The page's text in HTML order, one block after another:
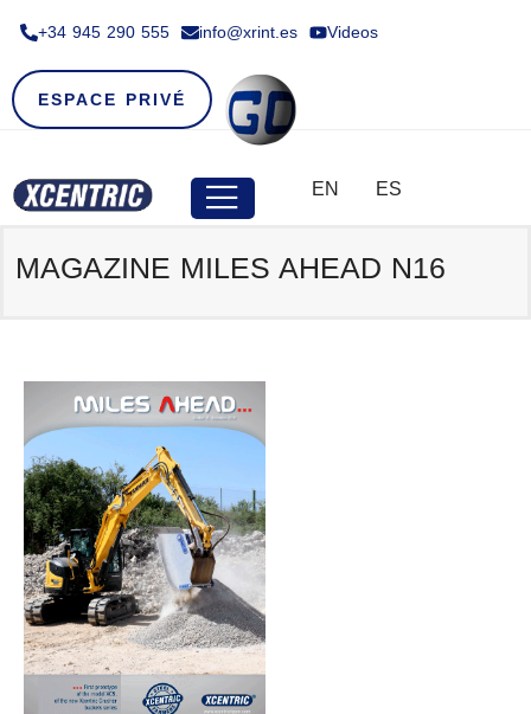
+34 945 290 555​ info@xrint.es Videos
ESPACE PRIVÉ
EN ES
MAGAZINE MILES AHEAD N16